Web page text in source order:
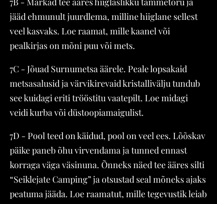
jääd ehmunult juurdlema, milline hiiglane sellest
veel kasvaks. Loe raamat, mille kaanel või
pealkirjas on mõni puu või mets.
7C - Jõuad Surnumetsa äärele. Peale lopsakaid
metsasalusid ja värvikirevaid kristallivälju tundub
see kuidagi eriti trööstitu vaatepilt. Loe midagi
veidi kurba või düstoopiamaigulist.
7D - Pool teed on käidud, pool on veel ees. Lõõskav
päike paneb õhu virvendama ja tunned ennast
korraga väga väsinuna. Õnneks näed tee ääres silti
“Seiklejate Camping” ja otsustad seal mõneks ajaks
peatuma jääda. Loe raamatut, mille tegevustik leiab